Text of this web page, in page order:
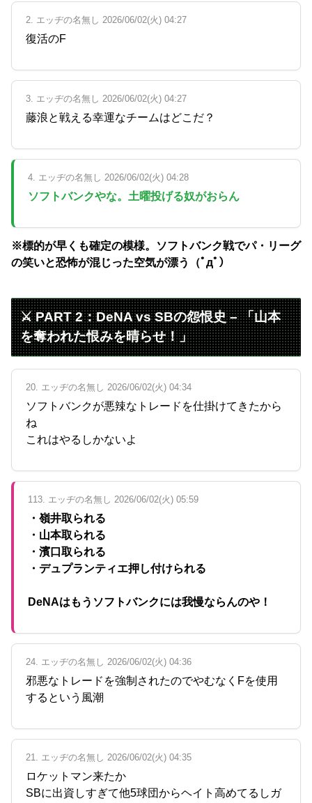
2. エッヂの名無し 2026/06/02(火) 04:27
復活のF
3. エッヂの名無し 2026/06/02(火) 04:27
藤浪と戦える幸運なチームはどこだ？
4. エッヂの名無し 2026/06/02(火) 04:28
ソフトバンクやな。土曜投げる奴がおらん
※標的が早くも確定の模様。ソフトバンク戦でパ・リーグ
の笑いと恐怖が混じった空気が漂う（ﾟдﾟ）
⚔️ PART 2：DeNA vs SBの怨恨史 – 「山本
を奪われた恨みを晴らせ！」
20. エッヂの名無し 2026/06/02(火) 04:34
ソフトバンクが悪辣なトレードを仕掛けてきたから
ね
これはやるしかないよ
113. エッヂの名無し 2026/06/02(火) 05:59
・嶺井取られる
・山本取られる
・濱口取られる
・デュプランティエ押し付けられる
DeNAはもうソフトバンクには我慢ならんのや！
24. エッヂの名無し 2026/06/02(火) 04:36
邪悪なトレードを強制されたのでやむなくFを使用
するという風潮
21. エッヂの名無し 2026/06/02(火) 04:35
ロケットマン来たか
SBに出資しすぎて他5球団からヘイト高めてるしガ